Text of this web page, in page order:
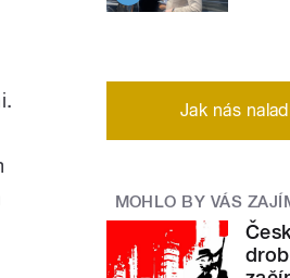
Jak nás
MOHLO BY VÁS